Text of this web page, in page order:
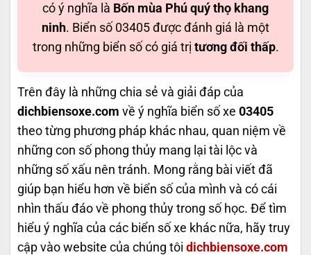
có ý nghĩa là Bốn mùa Phú quý thọ khang
ninh. Biển số 03405 được đánh giá là một
trong những biển số có giá trị tương đối thấp.
Trên đây là những chia sẻ và giải đáp của
dichbiensoxe.com về ý nghĩa biển số xe 03405
theo từng phương pháp khác nhau, quan niệm về
những con số phong thủy mang lại tài lộc và
những số xấu nên tránh. Mong rằng bài viết đã
giúp bạn hiểu hơn về biển số của mình và có cái
nhìn thấu đáo về phong thủy trong số học. Để tìm
hiểu ý nghĩa của các biển số xe khác nữa, hãy truy
cập vào website của chúng tôi dichbiensoxe.com